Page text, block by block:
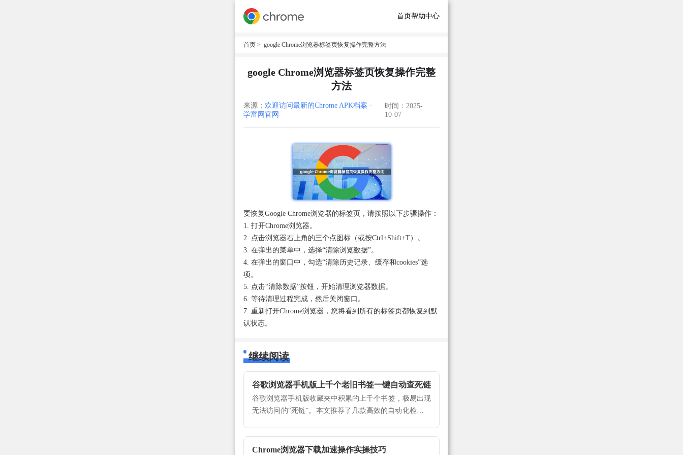
首页帮助中心
首页 > google Chrome浏览器标签页恢复操作完整方法
google Chrome浏览器标签页恢复操作完整
方法
来源： 欢迎访问最新的Chrome APK档案 -
学富网官网
时间：2025-
10-07
要恢复Google Chrome浏览器的标签页，请按照以下步骤操作：
1. 打开Chrome浏览器。
2. 点击浏览器右上角的三个点图标（或按Ctrl+Shift+T）。
3. 在弹出的菜单中，选择“清除浏览数据”。
4. 在弹出的窗口中，勾选“清除历史记录、缓存和cookies”选
项。
5. 点击“清除数据”按钮，开始清理浏览器数据。
6. 等待清理过程完成，然后关闭窗口。
7. 重新打开Chrome浏览器，您将看到所有的标签页都恢复到默
认状态。
继续阅读
谷歌浏览器手机版上千个老旧书签一键自动查死链
谷歌浏览器手机版收藏夹中积累的上千个书签，极易出现
无法访问的“死链”。本文推荐了几款高效的自动化检查工
理，从而优化书签空间，确保所有收藏的网页均能顺利顺
畅打开。
Chrome浏览器下载加速操作实操技巧